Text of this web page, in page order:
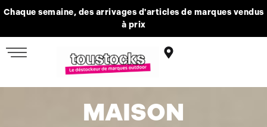
Chaque semaine, des arrivages d'articles de marques vendus
à prix
MAISON